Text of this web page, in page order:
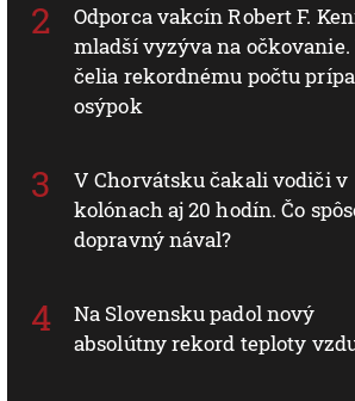
Odporca vakcín Robert F.
mladší vyzýva na očkovanie.
čelia rekordnému počtu
osýpok
V Chorvátsku čakali vodiči v
kolónach aj 20 hodín. Čo
dopravný nával?
Na Slovensku padol nový
absolútny rekord teploty